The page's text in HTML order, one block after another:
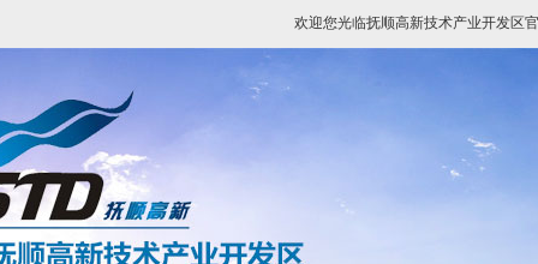
欢迎您光临抚顺高新技术产业开发区